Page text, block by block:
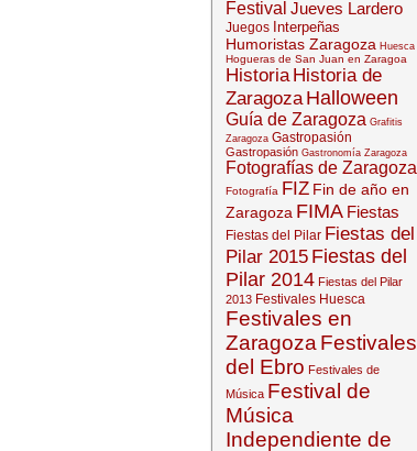
Festival Jueves Lardero
Juegos Interpeñas
Humoristas Zaragoza Huesca
Hogueras de San Juan en Zaragoa
Historia Historia de
Zaragoza Halloween
Guía de Zaragoza Grafitis
Zaragoza Gastropasión
Gastropasión Gastronomía Zaragoza
Fotografías de Zaragoza
Fotografía FIZ Fin de año en
Zaragoza FIMA Fiestas
Fiestas del Pilar Fiestas del
Pilar 2015 Fiestas del
Pilar 2014 Fiestas del Pilar
2013 Festivales Huesca
Festivales en
Zaragoza Festivales
del Ebro Festivales de
Música Festival de
Música
Independiente de